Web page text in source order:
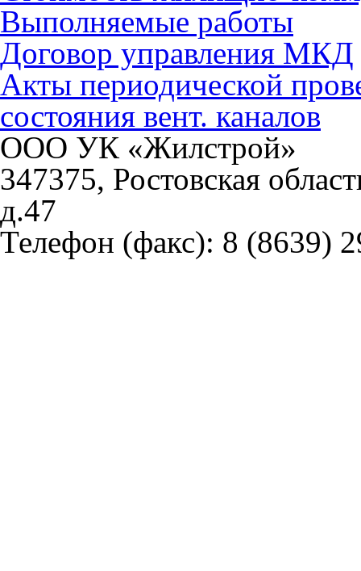
Выполняемые работы
Договор управления МКД
Акты периодической
состояния вент. каналов
ООО УК «Жилстрой»
347375, Ростовская
д.47
Телефон (факс): 8 (8639)